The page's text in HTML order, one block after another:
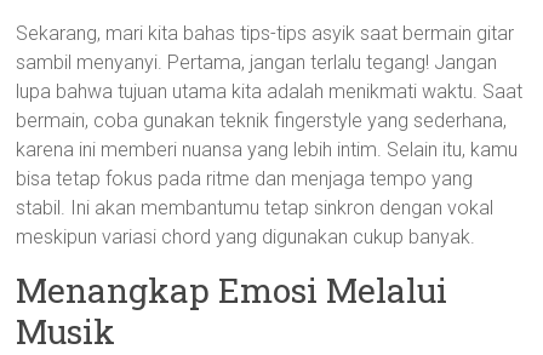
Sekarang, mari kita bahas tips-tips asyik saat bermain gitar
sambil menyanyi. Pertama, jangan terlalu tegang! Jangan
lupa bahwa tujuan utama kita adalah menikmati waktu. Saat
bermain, coba gunakan teknik fingerstyle yang sederhana,
karena ini memberi nuansa yang lebih intim. Selain itu, kamu
bisa tetap fokus pada ritme dan menjaga tempo yang
stabil. Ini akan membantumu tetap sinkron dengan vokal
meskipun variasi chord yang digunakan cukup banyak.
Menangkap Emosi Melalui
Musik